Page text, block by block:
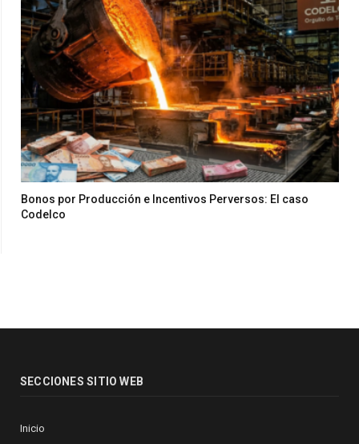
Bonos por Producción e Incentivos Perversos: El caso
Codelco
SECCIONES SITIO WEB
Inicio